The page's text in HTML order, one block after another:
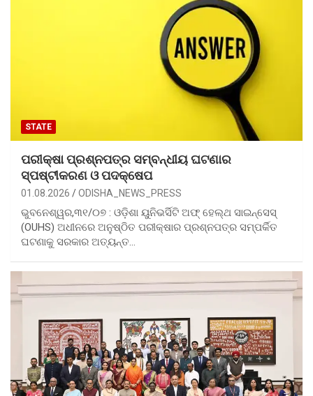
STATE
ପରୀକ୍ଷା ପ୍ରଶ୍ନପତ୍ର ସମ୍ବନ୍ଧୀୟ ଘଟଣାର
ସ୍ପଷ୍ଟୀକରଣ ଓ ପଦକ୍ଷେପ
01.08.2026 ODISHA_NEWS_PRESS
ଭୁବନେଶ୍ୱର,୩୧/୦୭ : ଓଡ଼ିଶା ୟୁନିଭର୍ସିଟି ଅଫ୍ ହେଲ୍ଥ ସାଇନ୍ସେସ୍
(OUHS) ଅଧୀନରେ ଅନୁଷ୍ଠିତ ପରୀକ୍ଷାର ପ୍ରଶ୍ନପତ୍ର ସମ୍ପର୍କିତ
ଘଟଣାକୁ ସରକାର ଅତ୍ୟନ୍ତ…